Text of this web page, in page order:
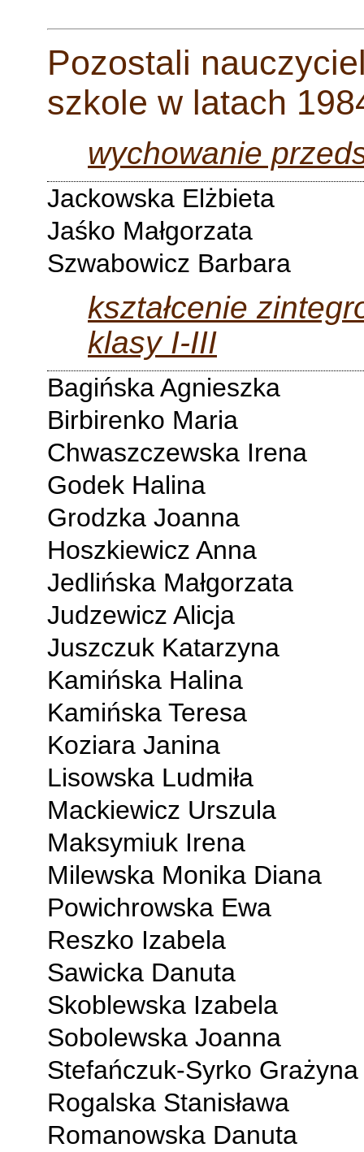
Pozostali
szkole w latach
wychowanie
Jackowska Elżbieta
Jaśko Małgorzata
Szwabowicz Barbara
kształcenie
klasy I-III
Bagińska Agnieszka
Birbirenko Maria
Chwaszczewska Irena
Godek Halina
Grodzka Joanna
Hoszkiewicz Anna
Jedlińska Małgorzata
Judzewicz Alicja
Juszczuk Katarzyna
Kamińska Halina
Kamińska Teresa
Koziara Janina
Lisowska Ludmiła
Mackiewicz Urszula
Maksymiuk Irena
Milewska Monika Diana
Powichrowska Ewa
Reszko Izabela
Sawicka Danuta
Skoblewska Izabela
Sobolewska Joanna
Stefańczuk-Syrko Grażyna
Rogalska Stanisława
Romanowska Danuta